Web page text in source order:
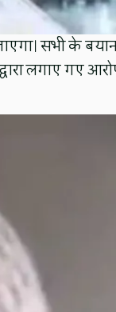
सभी के
लगाए गए